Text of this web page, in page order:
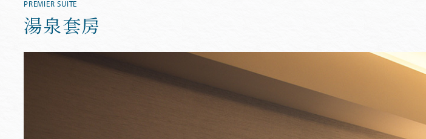
PREMIER SUITE
湯泉套房